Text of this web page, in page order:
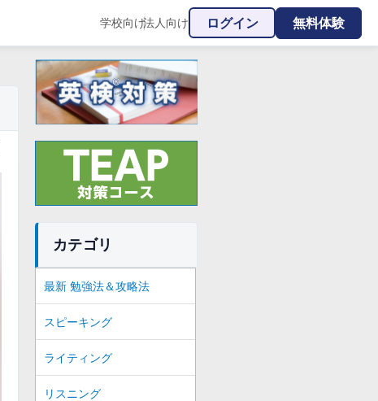
学校向け|法人向け ログイン 無料体験
カテゴリ
最新 勉強法＆攻略法
スピーキング
ライティング
リスニング